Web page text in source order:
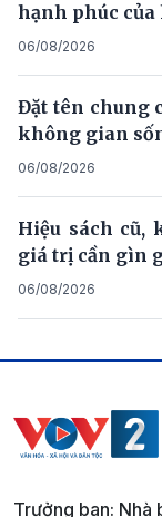
hạnh phúc của
06/08/2026
Đặt tên chung
không gian
06/08/2026
Hiệu sách cũ,
giá trị cần gìn
06/08/2026
Trưởng ban: Nhà